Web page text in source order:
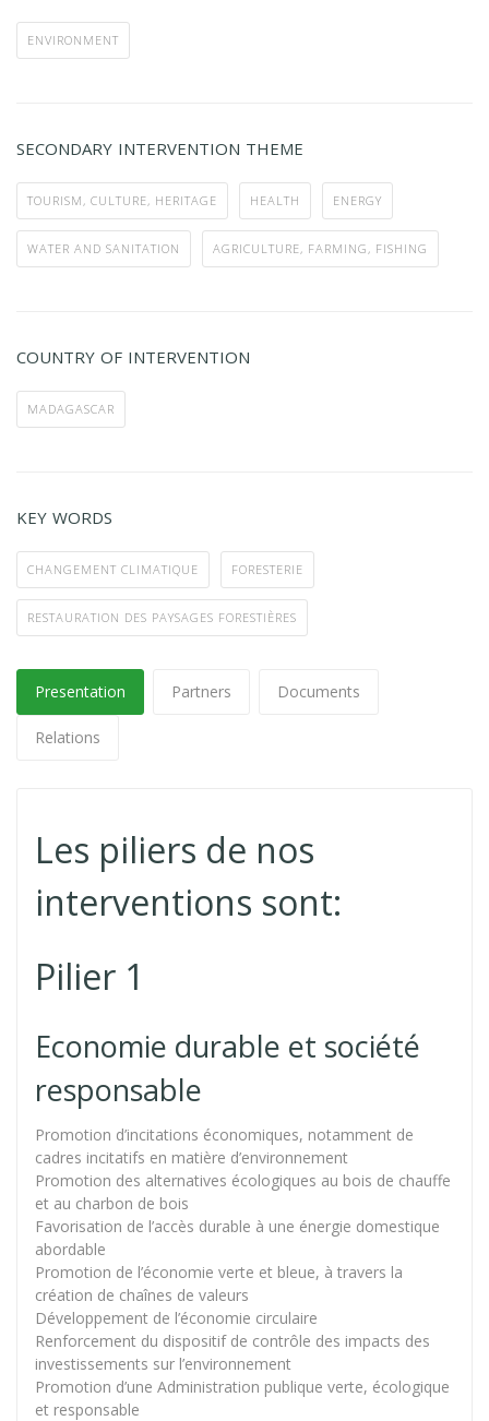
ENVIRONMENT
SECONDARY INTERVENTION THEME
TOURISM, CULTURE, HERITAGE HEALTH ENERGY
WATER AND SANITATION AGRICULTURE, FARMING, FISHING
COUNTRY OF INTERVENTION
MADAGASCAR
KEY WORDS
CHANGEMENT CLIMATIQUE FORESTERIE
RESTAURATION DES PAYSAGES FORESTIÈRES
Presentation Partners Documents
Relations
Les piliers de nos
interventions sont:
Pilier 1
Economie durable et société
responsable
Promotion d’incitations économiques, notamment de
cadres incitatifs en matière d’environnement
Promotion des alternatives écologiques au bois de chauffe
et au charbon de bois
Favorisation de l’accès durable à une énergie domestique
abordable
Promotion de l’économie verte et bleue, à travers la
création de chaînes de valeurs
Développement de l’économie circulaire
Renforcement du dispositif de contrôle des impacts des
investissements sur l’environnement
Promotion d’une Administration publique verte, écologique
et responsable